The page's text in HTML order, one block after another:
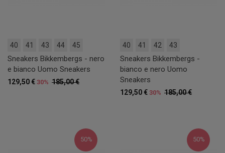
40 41 43 44 45
Sneakers Bikkembergs - nero
e bianco Uomo Sneakers
185,00 €
129,50 € 30%
40 41 42 43
Sneakers Bikkembergs -
bianco e nero Uomo
Sneakers
185,00 €
129,50 € 30%
50% 50%